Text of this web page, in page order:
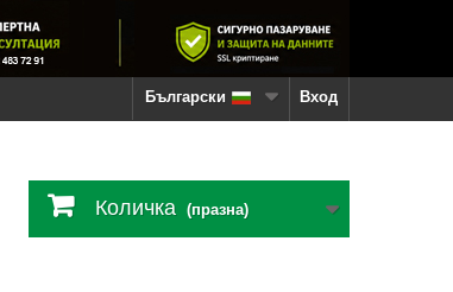
Вход
Български
Количка (празна)